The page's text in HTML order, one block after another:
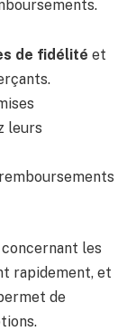
de fidélité et
leurs
concernant les
rapidement, et
de